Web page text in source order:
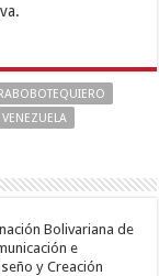
VENEZUELA
Bolivariana de
e
y Creación